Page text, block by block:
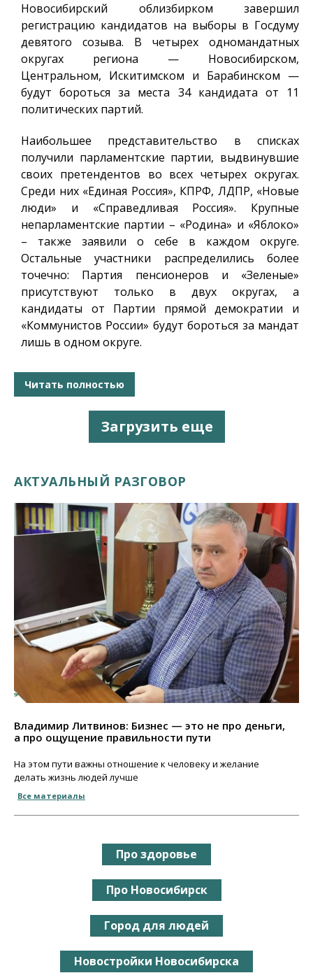
Новосибирский облизбирком завершил
регистрацию кандидатов на выборы в Госдуму
девятого созыва. В четырех одномандатных
округах региона — Новосибирском,
Центральном, Искитимском и Барабинском —
будут бороться за места 34 кандидата от 11
политических партий.
Наибольшее представительство в списках
получили парламентские партии, выдвинувшие
своих претендентов во всех четырех округах.
Среди них «Единая Россия», КПРФ, ЛДПР, «Новые
люди» и «Справедливая Россия». Крупные
непарламентские партии – «Родина» и «Яблоко»
– также заявили о себе в каждом округе.
Остальные участники распределились более
точечно: Партия пенсионеров и «Зеленые»
присутствуют только в двух округах, а
кандидаты от Партии прямой демократии и
«Коммунистов России» будут бороться за мандат
лишь в одном округе.
Читать полностью
Загрузить еще
АКТУАЛЬНЫЙ РАЗГОВОР
Владимир Литвинов: Бизнес — это не про деньги,
а про ощущение правильности пути
На этом пути важны отношение к человеку и желание
делать жизнь людей лучше
Все материалы
Про здоровье
Про Новосибирск
Город для людей
Новостройки Новосибирска